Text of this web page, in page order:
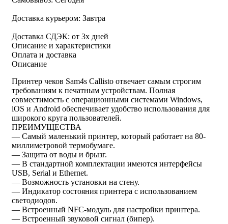
Доставка курьером: Завтра
Доставка СДЭК: от 3х дней
Описание и характеристики
Оплата и доставка
Описание
Принтер чеков Sam4s Callisto отвечает самым строгим
требованиям к печатным устройствам. Полная
совместимость с операционными системами Windows,
iOS и Android обеспечивает удобство использования для
широкого круга пользователей.
ПРЕИМУЩЕСТВА
— Самый маленький принтер, который работает на 80-
миллиметровой термобумаге.
— Защита от воды и брызг.
— В стандартной комплектации имеются интерфейсы
USB, Serial и Ethernet.
— Возможность установки на стену.
— Индикатор состояния принтера с использованием
светодиодов.
— Встроенный NFC-модуль для настройки принтера.
— Встроенный звуковой сигнал (бипер).